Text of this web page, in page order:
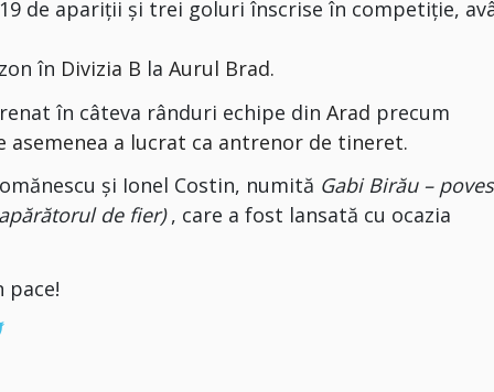
de apariții și trei goluri înscrise în competiție,
în Divizia B laAurul Brad.
în câteva rânduri echipe dinArad precum
asemenea a lucrat ca antrenor de tineret.
și Ionel Costin, numită Gabi Birău –
de fier)​​, care a fost lansată cu ocazia
pace!